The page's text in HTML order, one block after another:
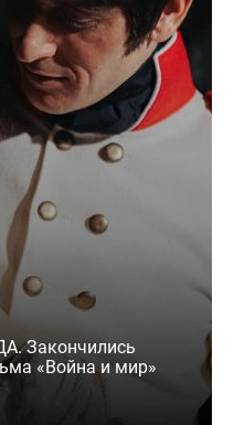
Закончились
«Война и мир»